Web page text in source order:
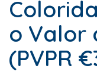
o Valor
(PVPR